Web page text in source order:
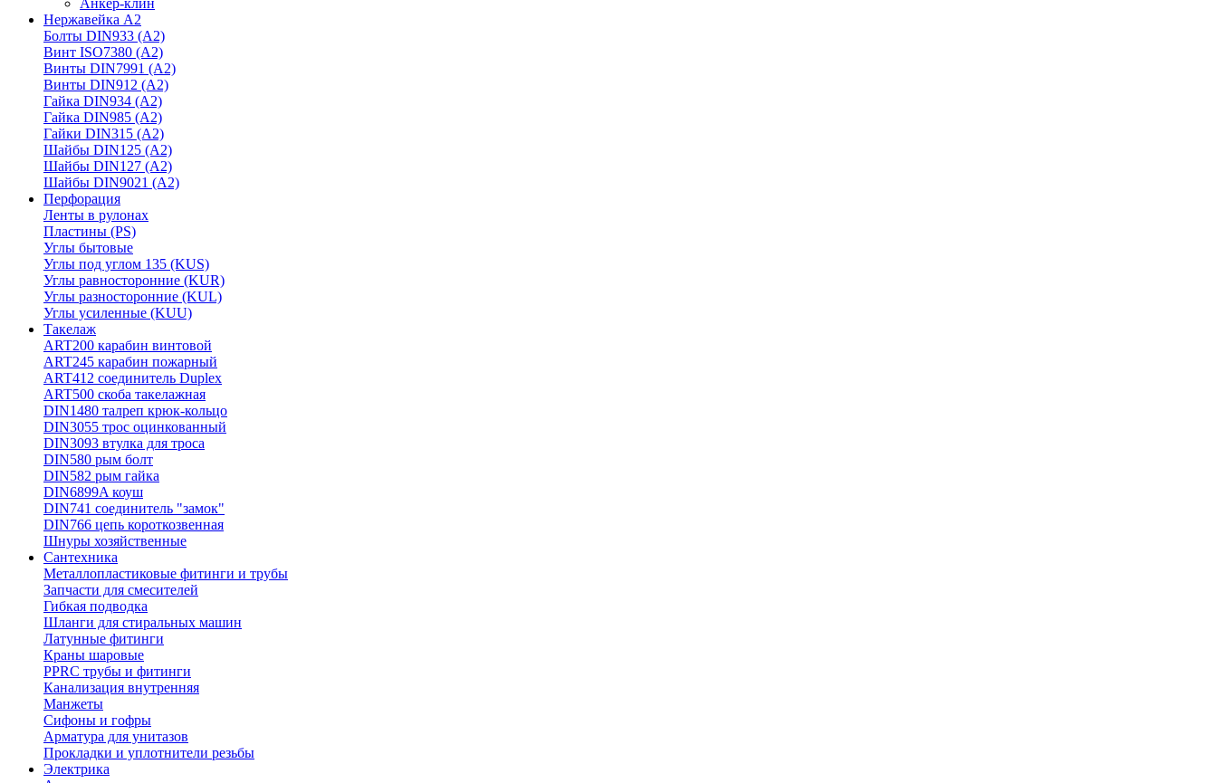
Анкер-клин
Нержавейка А2
Болты DIN933 (A2)
Винт ISO7380 (A2)
Винты DIN7991 (A2)
Винты DIN912 (A2)
Гайка DIN934 (A2)
Гайка DIN985 (A2)
Гайки DIN315 (A2)
Шайбы DIN125 (A2)
Шайбы DIN127 (A2)
Шайбы DIN9021 (A2)
Перфорация
Ленты в рулонах
Пластины (PS)
Углы бытовые
Углы под углом 135 (KUS)
Углы равносторонние (KUR)
Углы разносторонние (KUL)
Углы усиленные (KUU)
Такелаж
ART200 карабин винтовой
ART245 карабин пожарный
ART412 соединитель Duplex
ART500 скоба такелажная
DIN1480 талреп крюк-кольцо
DIN3055 трос оцинкованный
DIN3093 втулка для троса
DIN580 рым болт
DIN582 рым гайка
DIN6899A коуш
DIN741 соединитель "замок"
DIN766 цепь короткозвенная
Шнуры хозяйственные
Сантехника
Металлопластиковые фитинги и трубы
Запчасти для смесителей
Гибкая подводка
Шланги для стиральных машин
Латунные фитинги
Краны шаровые
PPRC трубы и фитинги
Канализация внутренняя
Манжеты
Сифоны и гофры
Арматура для унитазов
Прокладки и уплотнители резьбы
Электрика